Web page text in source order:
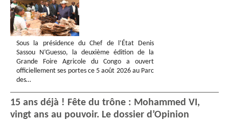
Sous la présidence du Chef de l’État Denis
Sassou N’Guesso, la deuxième édition de la
Grande Foire Agricole du Congo a ouvert
officiellement ses portes ce 5 août 2026 au Parc
des…
15 ans déjà ! Fête du trône : Mohammed VI,
vingt ans au pouvoir. Le dossier d’Opinion